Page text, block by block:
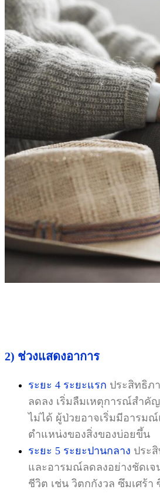
2) ช่วงแสดงอาการ
ระยะ 4 ระยะแรก ประสิทธิภ
ลดลง เริ่มลืมเหตุการณ์สำคั
ไม่ได้ ผู้ป่วยอาจเริ่มมีอารม
ตำแหน่งของสิ่งของบ่อยขึ้น
ระยะ 5 ระยะปานกลาง ประ
และอารมณ์ลดลงอย่างชัดเจ
ชีวิต เช่น วิตกกังวล ซึมเศร้า